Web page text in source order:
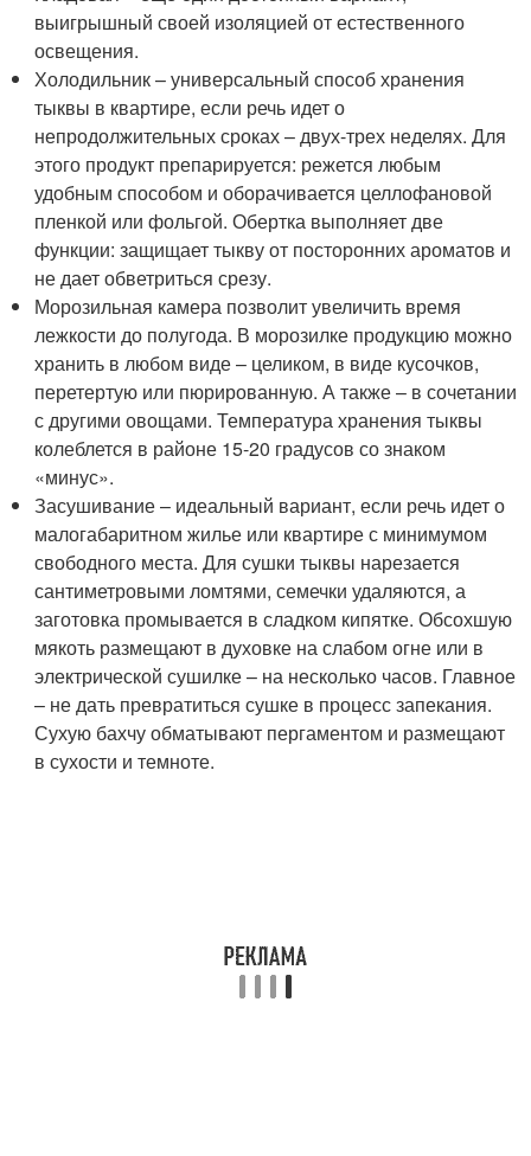
выигрышный своей изоляцией от естественного
освещения.
Холодильник – универсальный способ хранения
тыквы в квартире, если речь идет о
непродолжительных сроках – двух-трех неделях. Для
этого продукт препарируется: режется любым
удобным способом и оборачивается целлофановой
пленкой или фольгой. Обертка выполняет две
функции: защищает тыкву от посторонних ароматов и
не дает обветриться срезу.
Морозильная камера позволит увеличить время
лежкости до полугода. В морозилке продукцию можно
хранить в любом виде – целиком, в виде кусочков,
перетертую или пюрированную. А также – в сочетании
с другими овощами. Температура хранения тыквы
колеблется в районе 15-20 градусов со знаком
«минус».
Засушивание – идеальный вариант, если речь идет о
малогабаритном жилье или квартире с минимумом
свободного места. Для сушки тыквы нарезается
сантиметровыми ломтями, семечки удаляются, а
заготовка промывается в сладком кипятке. Обсохшую
мякоть размещают в духовке на слабом огне или в
электрической сушилке – на несколько часов. Главное
– не дать превратиться сушке в процесс запекания.
Сухую бахчу обматывают пергаментом и размещают
в сухости и темноте.